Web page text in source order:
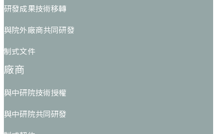
研發成果技術移轉
與院外廠商共同研發
制式文件
廠商
與中研院技術授權
與中研院共同研發